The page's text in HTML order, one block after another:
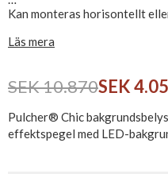
Kan monteras horisontellt
Läs mera
SEK 10.870SEK
Pulcher® Chic
effektspegel med LED-